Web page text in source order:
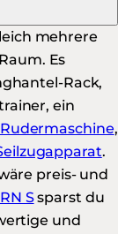
mehrere
Es
Rack,
ein
Rudermaschine,
.
preis- und
Ssparst du
und